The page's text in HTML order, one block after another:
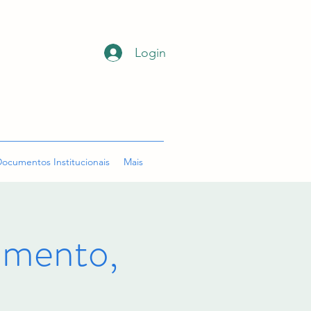
Login
Institucionais Mais